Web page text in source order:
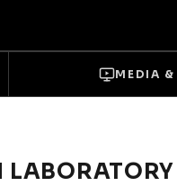
MEDIA &